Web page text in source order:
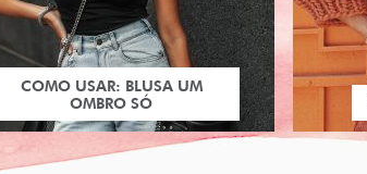
COMO USAR: BLUSA UM
OMBRO SÓ